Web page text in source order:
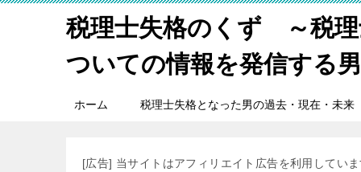
税理士失格のくず ～税理
ついての情報を発信する
ホーム 税理士失格となった男の過去・現在・未来
[広告] 当サイトはアフィリエイト広告を利用してい